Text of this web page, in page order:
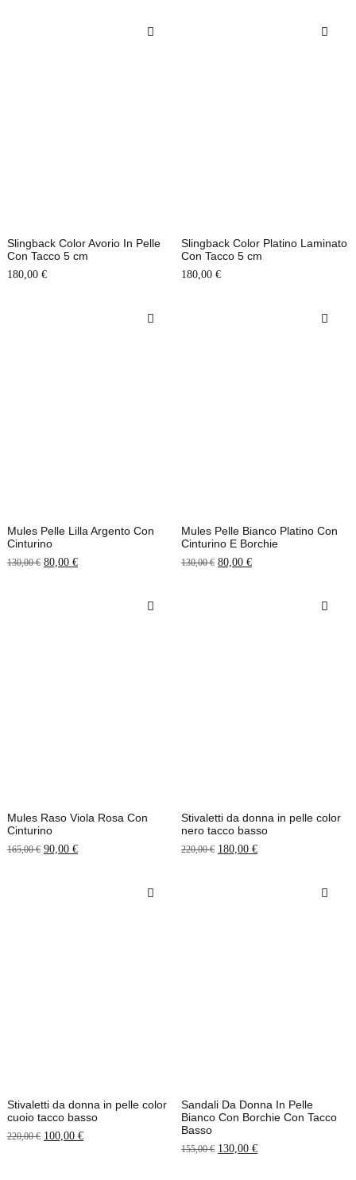
Slingback Color Avorio In Pelle
Con Tacco 5 cm
180,00 €
Slingback Color Platino Laminato
Con Tacco 5 cm
180,00 €
Mules Pelle Lilla Argento Con
Cinturino
130,00€ 80,00 €
Mules Pelle Bianco Platino Con
Cinturino E Borchie
130,00€ 80,00 €
Mules Raso Viola Rosa Con
Cinturino
165,00€ 90,00 €
Stivaletti da donna in pelle color
nero tacco basso
220,00€ 180,00 €
Stivaletti da donna in pelle color
cuoio tacco basso
220,00€ 100,00 €
Sandali Da Donna In Pelle
Bianco Con Borchie Con Tacco
Basso
155,00€ 130,00 €